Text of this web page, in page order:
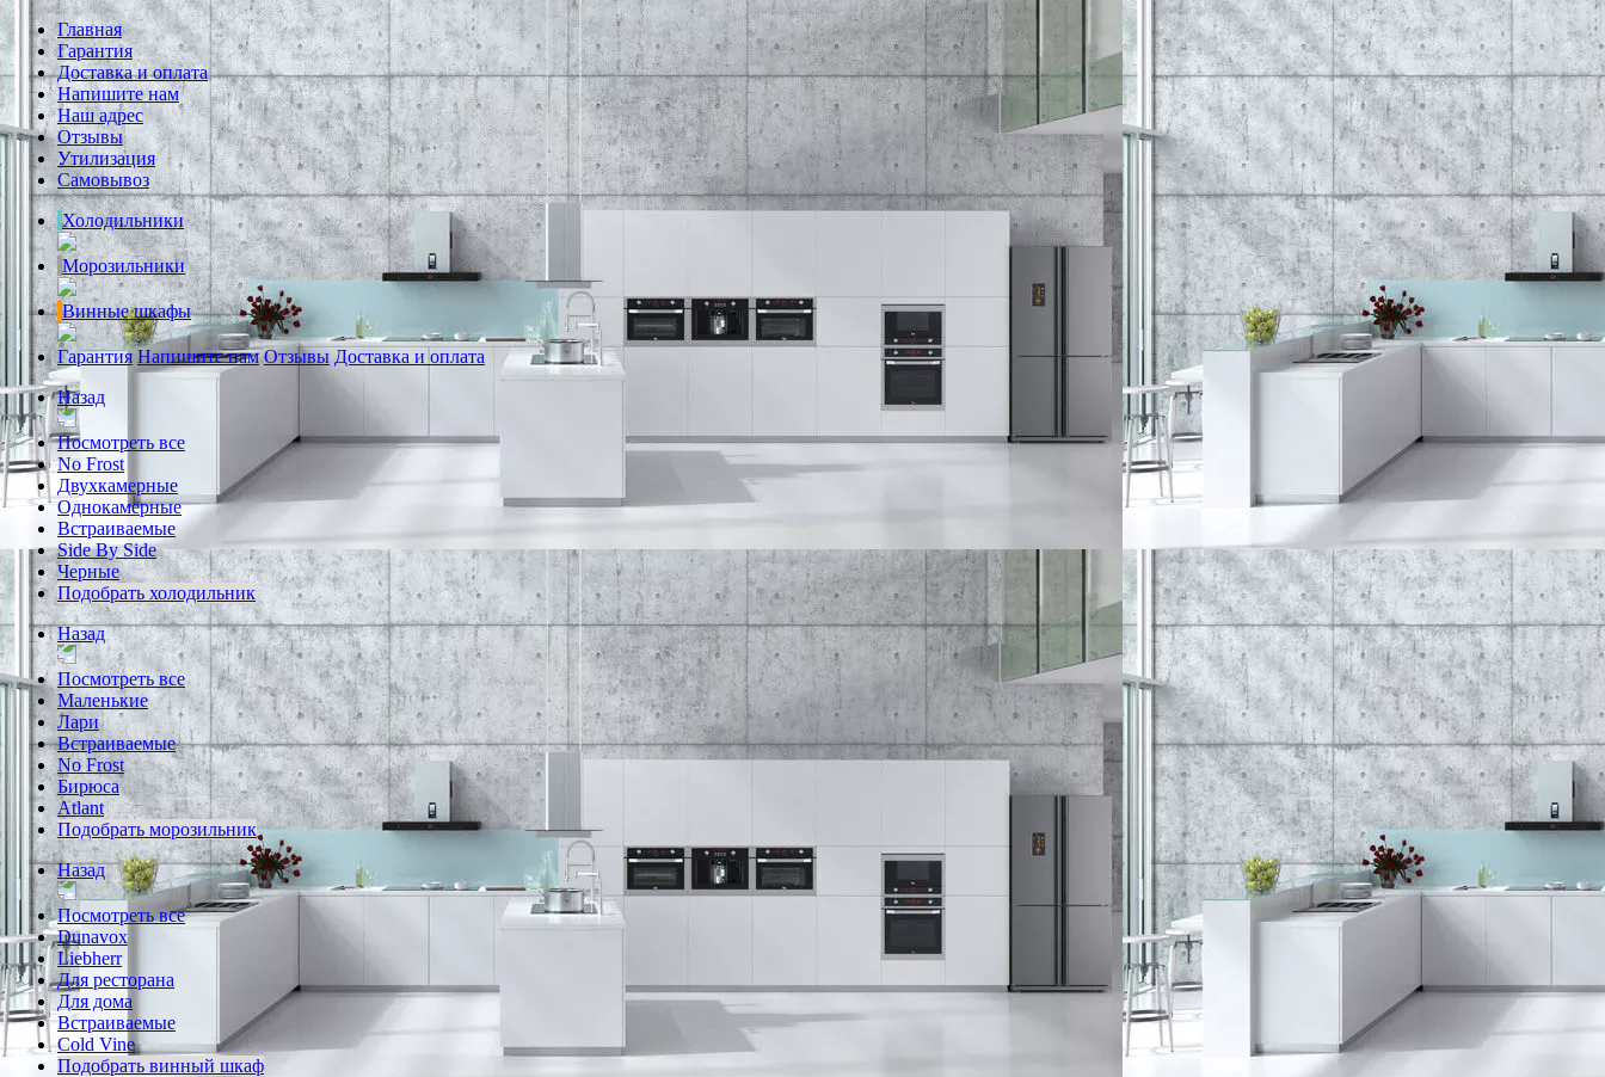
Главная
Гарантия
Доставка и оплата
Напишите нам
Наш адрес
Отзывы
Утилизация
Самовывоз
Холодильники
Морозильники
Винные шкафы
Гарантия Напишите нам Отзывы Доставка и оплата
Назад
Посмотреть все
No Frost
Двухкамерные
Однокамерные
Встраиваемые
Side By Side
Черные
Подобрать холодильник
Назад
Посмотреть все
Маленькие
Лари
Встраиваемые
No Frost
Бирюса
Atlant
Подобрать морозильник
Назад
Посмотреть все
Dunavox
Liebherr
Для ресторана
Для дома
Встраиваемые
Cold Vine
Подобрать винный шкаф